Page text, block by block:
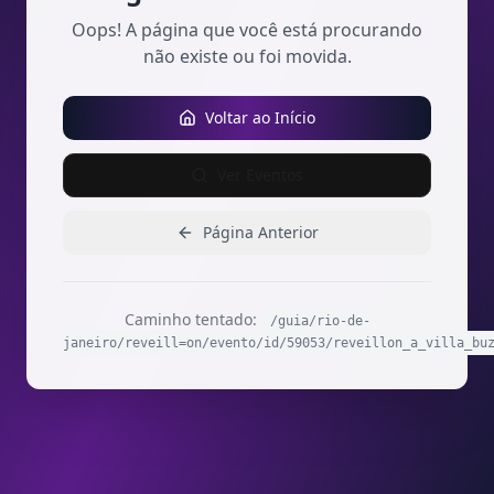
Oops! A página que você está procurando
não existe ou foi movida.
Voltar ao Início
Página Anterior
Caminho tentado:
/guia/rio-de-
janeiro/reveill=on/evento/id/59053/